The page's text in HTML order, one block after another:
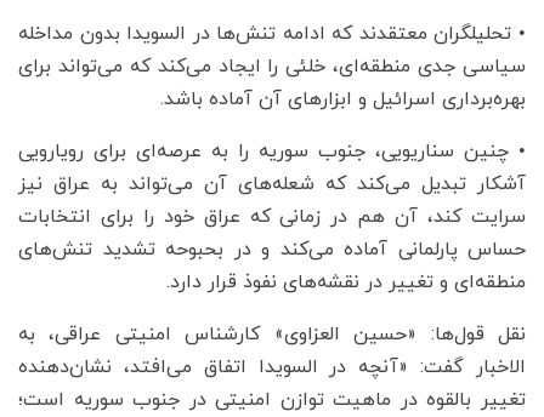
• تحلیلگران معتقدند که ادامه تنش‌ها در السویدا بدون مداخله
سیاسی جدی منطقه‌ای، خلئی را ایجاد می‌کند که می‌تواند برای
بهره‌برداری اسرائیل و ابزارهای آن آماده باشد.
• چنین سناریویی، جنوب سوریه را به عرصه‌ای برای رویارویی
آشکار تبدیل می‌کند که شعله‌های آن می‌تواند به عراق نیز
سرایت کند، آن هم در زمانی که عراق خود را برای انتخابات
حساس پارلمانی آماده می‌کند و در بحبوحه تشدید تنش‌های
منطقه‌ای و تغییر در نقشه‌های نفوذ قرار دارد.
نقل قول‌ها: «حسین العزاوی» کارشناس امنیتی عراقی، به
الاخبار گفت: «آنچه در السویدا اتفاق می‌افتد، نشان‌دهنده
تغییر بالقوه در ماهیت توازن امنیتی در جنوب سوریه است؛